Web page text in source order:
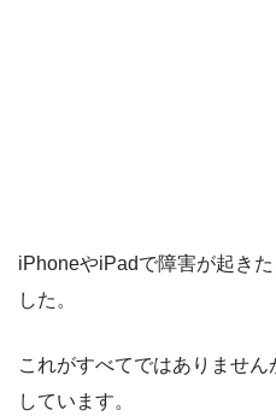
iPhoneやiPadで障害が起き
した。
これがすべてではありませ
しています。